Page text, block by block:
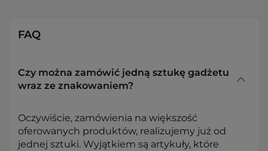
FAQ
Czy można zamówić jedną sztukę gadżetu
wraz ze znakowaniem?
Oczywiście, zamówienia na większość
oferowanych produktów, realizujemy już od
jednej sztuki. Wyjątkiem są artykuły, które